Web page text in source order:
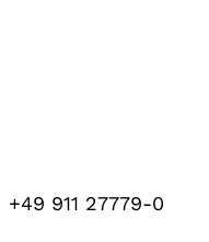
+49 911 27779-0